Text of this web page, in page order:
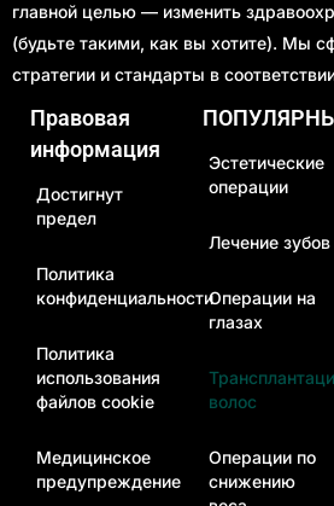
главной целью — изменить
(будьте такими, как вы хотите). Мы
стратегии и стандарты в
Правовая
информация
Достигнут
предел
Политика
конфиденциальности
Политика
использования
файлов cookie
Медицинское
предупреждение
Эстетические
операции
Лечение зубов
Операции на
глазах
волос
Операции по
снижению